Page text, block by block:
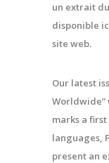
un extrait
disponible
site web.
Our latest
Worldwide”
marks a
languages,
present an